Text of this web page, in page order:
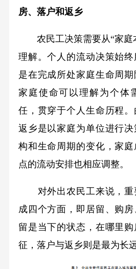
房、落户和返乡
农民工决策需要从“家庭
理解。个人的流动决策始
是在完成所处家庭生命周期
家庭使命可以理解为个体
任，贯穿于个人生命历程
返乡是以家庭为单位进行
构和生命周期的变化，家
点的流动安排也相应调整。
对外出农民工来说，重
成四个方面，即居留、购
留是当下的状态，在哪里
征，落户与返乡则是最为长